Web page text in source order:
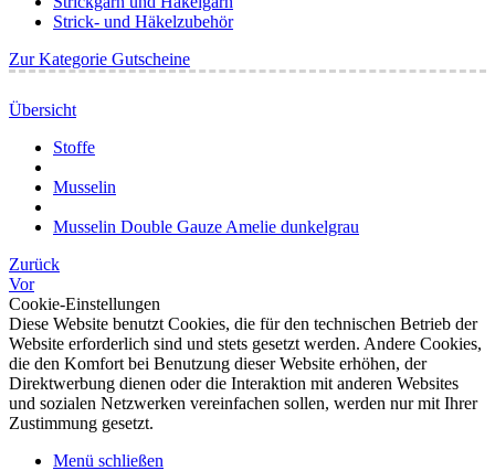
Strick- und Häkelzubehör
Zur Kategorie Gutscheine
Übersicht
Stoffe
Musselin
Musselin Double Gauze Amelie dunkelgrau
Zurück
Vor
Cookie-Einstellungen
Diese Website benutzt Cookies, die für den technischen Betrieb der
Website erforderlich sind und stets gesetzt werden. Andere Cookies,
die den Komfort bei Benutzung dieser Website erhöhen, der
Direktwerbung dienen oder die Interaktion mit anderen Websites
und sozialen Netzwerken vereinfachen sollen, werden nur mit Ihrer
Zustimmung gesetzt.
Menü schließen